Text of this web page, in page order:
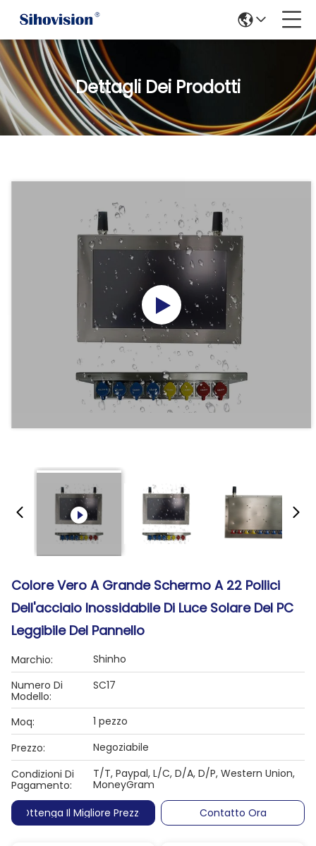
Dettagli Dei Prodotti
Colore Vero A Grande Schermo A 22 Pollici
Dell'acciaio Inossidabile Di Luce Solare Del PC
Leggibile Del Pannello
Marchio:
Shinho
Numero Di
Modello:
SC17
Moq:
1 pezzo
Prezzo:
Negoziabile
Condizioni Di
Pagamento:
T/T, Paypal, L/C, D/A, D/P, Western Union,
MoneyGram
Ottenga Il Migliore Prezzo
Contatto Ora